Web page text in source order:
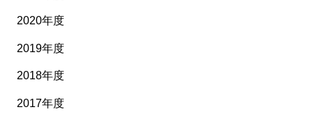
2020年度
2019年度
2018年度
2017年度